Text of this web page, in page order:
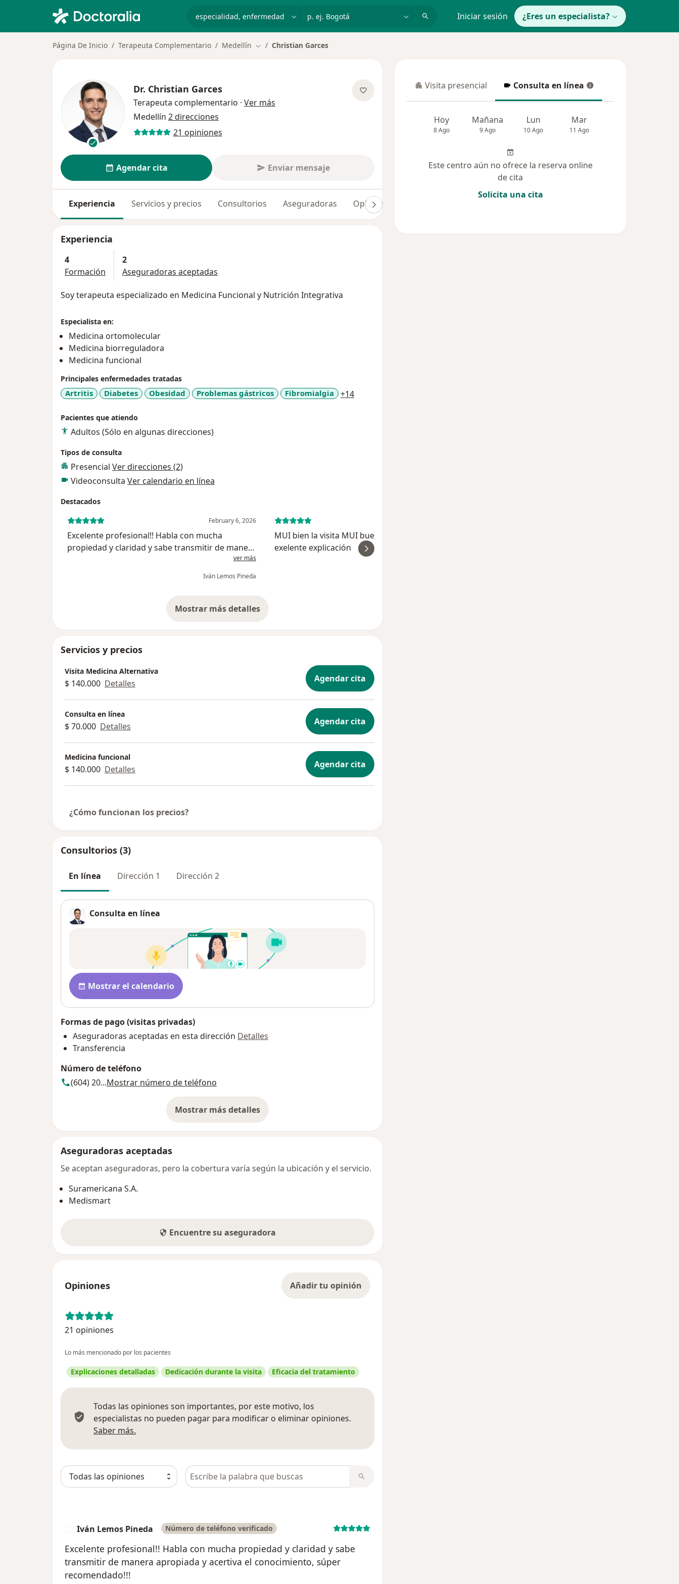
p. ej. Bogotá Iniciar sesión ¿Eres un especialista?
Página De Inicio Terapeuta Complementario Medellín Cambiar de ciudad
Christian Garces
Dr. Christian Garces
Terapeuta complementario · Ver más
Medellín 2 direcciones
21 opiniones
Agendar cita Enviar mensaje
Experiencia Servicios y precios Consultorios Aseguradoras Opiniones (21)
Experiencia
4
Formación
2
Aseguradoras aceptadas
Soy terapeuta especializado en Medicina Funcional y Nutrición Integrativa
Especialista en:
Medicina ortomolecular
Medicina biorreguladora
Medicina funcional
Principales enfermedades tratadas
Artritis Diabetes Obesidad Problemas gástricos Fibromialgia +14a11y_sr_more_diseases
Pacientes que atiendo
Adultos (Sólo en algunas direcciones)
Tipos de consulta
Presencial Ver direcciones (2)
Videoconsulta Ver calendario en línea
Destacados
February 6, 2026
Excelente profesional!! Habla con mucha
propiedad y claridad y sabe transmitir de manera
apropiada y acertiva el conocimiento, súperver más
Iván Lemos Pineda
MUI bien la visita MUI buena los recomiendo
exelente explicación
Mostrar más detalles
sobre la experiencia
Servicios y precios
Visita Medicina Alternativa
$ 140.000 Detalles Agendar cita
Consulta en línea
$ 70.000 Detalles Agendar cita
Medicina funcional
$ 140.000 Detalles Agendar cita
¿Cómo funcionan los precios?
Consultorios (3)
En línea Dirección 1 Dirección 2
Consulta en línea
Disponibilidad
Mostrar el calendario
Formas de pago (visitas privadas)
Aseguradoras aceptadas en esta dirección Detalles
Transferencia
Número de teléfono
(604) 20...Mostrar número de teléfono
Mostrar más detalles
sobre la dirección
Aseguradoras aceptadas
Se aceptan aseguradoras, pero la cobertura varía según la ubicación y el servicio.
Suramericana S.A.
Medismart
Encuentre su aseguradora
Opiniones Añadir tu opinión
21 opiniones
Lo más mencionado por los pacientes
Explicaciones detalladas Dedicación durante la visita Eficacia del tratamiento
Todas las opiniones son importantes, por este motivo, los
especialistas no pueden pagar para modificar o eliminar opiniones.
Saber más.
Busca en opiniones
Iván Lemos Pineda Número de teléfono verificado
Excelente profesional!! Habla con mucha propiedad y claridad y sabe
transmitir de manera apropiada y acertiva el conocimiento, súper
recomendado!!!
Visita presencial
Visita presencial Consulta en línea
Consulta en línea
Hoy
8 Ago
Mañana
9 Ago
Lun
10 Ago
Mar
11 Ago
Este centro aún no ofrece la reserva online
de cita
Solicita una cita